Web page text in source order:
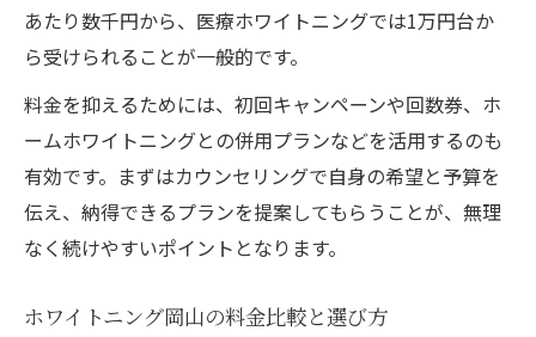
あたり数千円から、医療ホワイトニングでは1万円台か
ら受けられることが一般的です。
料金を抑えるためには、初回キャンペーンや回数券、ホ
ームホワイトニングとの併用プランなどを活用するのも
有効です。まずはカウンセリングで自身の希望と予算を
伝え、納得できるプランを提案してもらうことが、無理
なく続けやすいポイントとなります。
ホワイトニング岡山の料金比較と選び方